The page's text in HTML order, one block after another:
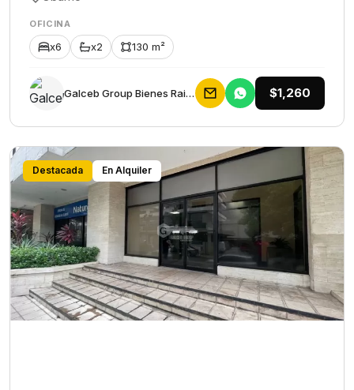
OFICINA
x6 x2 130 m²
Galceb Group Bienes Raices $1,260
Destacada En Alquiler